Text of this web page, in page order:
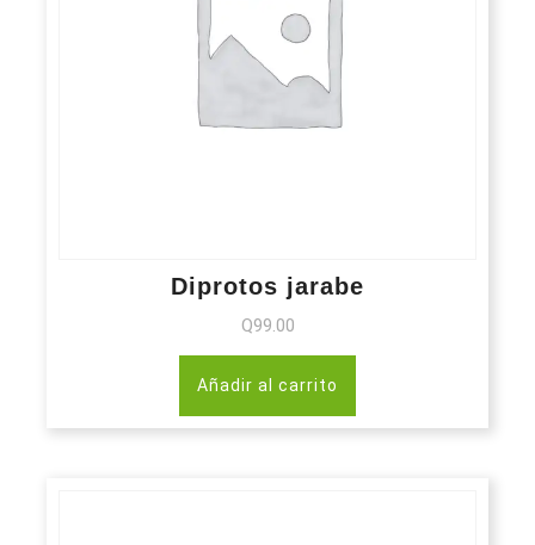
Diprotos jarabe
Q99.00
Añadir al carrito